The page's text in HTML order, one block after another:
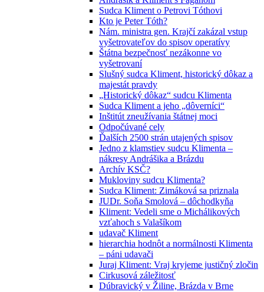
Sudca Kliment o Petrovi Tóthovi
Kto je Peter Tóth?
Nám. ministra gen. Krajčí zakázal vstup
vyšetrovateľov do spisov operatívy
Štátna bezpečnosť nezákonne vo
vyšetrovaní
Slušný sudca Kliment, historický dôkaz a
majestát pravdy
„Historický dôkaz“ sudcu Klimenta
Sudca Kliment a jeho „dôverníci“
Inštitút zneužívania štátnej moci
Odpočúvané cely
Ďalších 2500 strán utajených spisov
Jedno z klamstiev sudcu Klimenta –
nákresy Andrášika a Brázdu
Archív KSČ?
Mukloviny sudcu Klimenta?
Sudca Kliment: Zimáková sa priznala
JUDr. Soňa Smolová – dôchodkyňa
Kliment: Vedeli sme o Michálikových
vzťahoch s Valašíkom
udavač Kliment
hierarchia hodnôt a normálnosti Klimenta
– páni udavači
Juraj Kliment: Vraj kryjeme justičný zločin
Cirkusová záležitosť
Dúbravický v Žiline, Brázda v Brne